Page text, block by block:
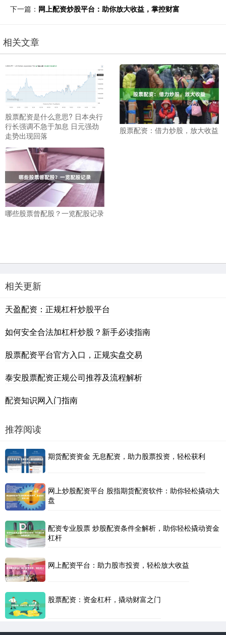
下一篇： 网上配资炒股平台：助你放大收益，掌控财富
相关文章
股票配资是什么意思? 日本央行
行长强调不急于加息 日元强劲
走势出现回落
股票配资：借力炒股，放大收益
哪些股票曾配股？一览配股记录
相关更新
天盈配资：正规杠杆炒股平台
如何安全合法加杠杆炒股？新手必读指南
股票配资平台官方入口，正规实盘交易
泰安股票配资正规公司推荐及流程解析
配资知识网入门指南
推荐阅读
期货配资资金 无息配资，助力股票投资，轻松获利
网上炒股配资平台 股指期货配资软件：助你轻松撬动大
盘
配资专业股票 炒股配资条件全解析，助你轻松撬动资金
杠杆
网上配资平台：助力股市投资，轻松放大收益
股票配资：资金杠杆，撬动财富之门